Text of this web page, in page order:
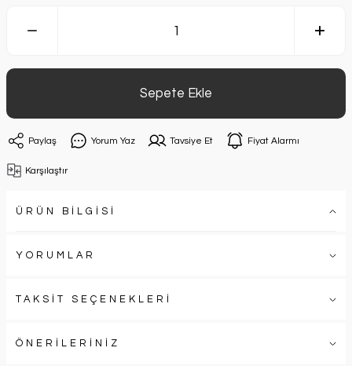
Sepete Ekle
Paylaş Yorum Yaz Tavsiye Et Fiyat Alarmı
Karşılaştır
ÜRÜN BİLGİSİ
YORUMLAR
TAKSİT SEÇENEKLERİ
ÖNERİLERİNİZ